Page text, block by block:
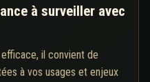
à surveiller avec
il convient de
à vos usages et enjeux